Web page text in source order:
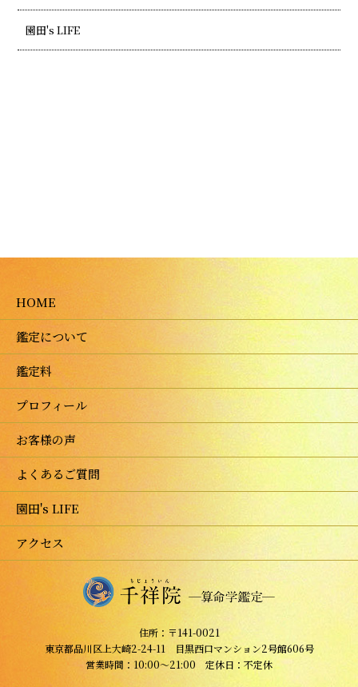
園田's LIFE
HOME
鑑定について
鑑定料
プロフィール
お客様の声
よくあるご質問
園田's LIFE
アクセス
住所：〒141-0021
東京都品川区上大崎2-24-11 目黒西口マンション2号館606号
営業時間：10:00～21:00 定休日：不定休